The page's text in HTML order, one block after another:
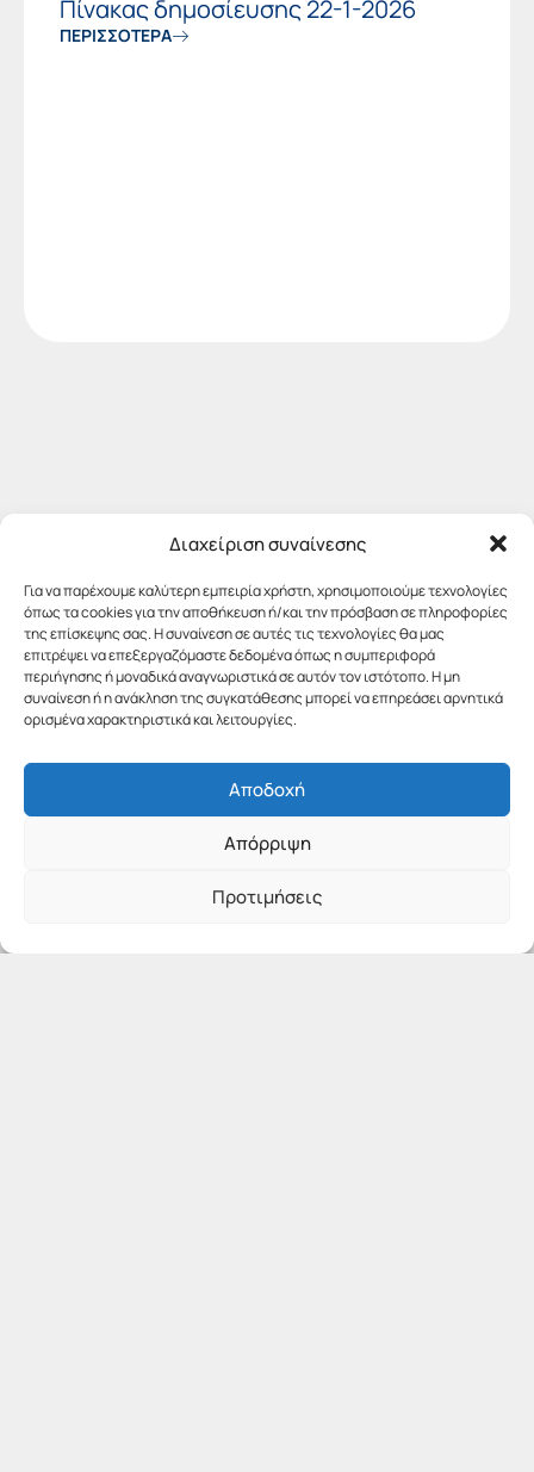
Διαχείριση συναίνεσης
Για να παρέχουμε καλύτερη εμπειρία χρήστη, χρησιμοποιούμε τεχνολογίες
όπως τα cookies για την αποθήκευση ή/και την πρόσβαση σε πληροφορίες
της επίσκεψης σας. Η συναίνεση σε αυτές τις τεχνολογίες θα μας
επιτρέψει να επεξεργαζόμαστε δεδομένα όπως η συμπεριφορά
περιήγησης ή μοναδικά αναγνωριστικά σε αυτόν τον ιστότοπο. Η μη
συναίνεση ή η ανάκληση της συγκατάθεσης μπορεί να επηρεάσει αρνητικά
ορισμένα χαρακτηριστικά και λειτουργίες.
Αποδοχή
Απόρριψη
Προτιμήσεις
Πίνακας δημοσίευσης 22-1-2026
ΠΕΡΙΣΣΟΤΕΡΑ